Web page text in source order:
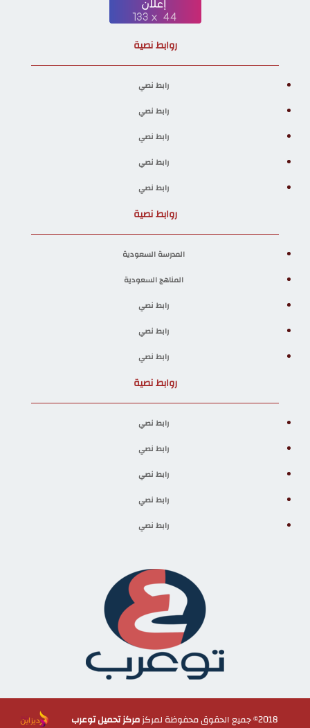
روابط نصية
رابط نصي
رابط نصي
رابط نصي
رابط نصي
رابط نصي
روابط نصية
المدرسة السعودية
المناهج السعودية
رابط نصي
رابط نصي
رابط نصي
روابط نصية
رابط نصي
رابط نصي
رابط نصي
رابط نصي
رابط نصي
2018© جميع الحقوق محفوظة لمركز مركز تحميل توعرب